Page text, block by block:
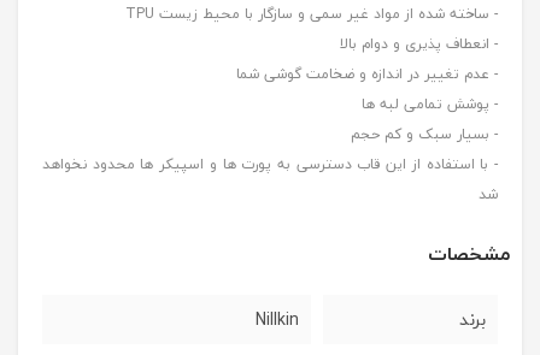
- ساخته شده از مواد غیر سمی و سازگار با محیط زیست TPU
- انعطاف پذیری و دوام بالا
- عدم تغییر در اندازه و ضخامت گوشی شما
- پوشش تمامی لبه ها
- بسیار سبک و کم حجم
- با استفاده از این قاب دسترسی به پورت ها و اسپیکر ها محدود نخواهد
شد
مشخصات
برند Nillkin